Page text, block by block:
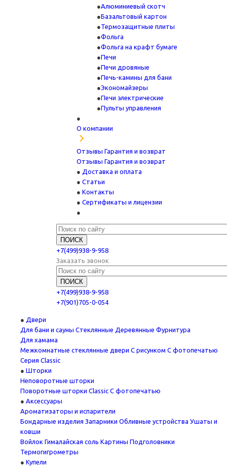
Алюминиевый скотч
Базальтовый картон
Термозащитные плиты
Фольга
Фольга на крафт бумаге
Печи
Печи дровяные
Печь-камины для бани
Экономайзеры
Печи электрические
Пульты управления
О компании
Отзывы Гарантия и возврат
Отзывы Гарантия и возврат
Доставка и оплата
Статьи
Контакты
Сертификаты и лицензии
+7(499)938-9-958
Заказать звонок
+7(499)938-9-958
+7(901)705-0-054
Двери
Для бани и сауны Стеклянные Деревянные Фурнитура
Для хамама
Межкомнатные стеклянные двери С рисунком С фотопечатью
Серия Classic
Шторки
Неповоротные шторки
Поворотные шторки Classic С фотопечатью
Аксессуары
Ароматизаторы и испарители
Бондарные изделия Запарники Обливные устройства Ушаты и
ковши
Войлок Гималайская соль Картины Подголовники
Термогигрометры
Купели